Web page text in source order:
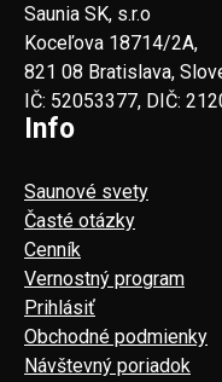
Saunia SK, s.r.o
Koceľova 18714/2A,
821 08 Bratislava,
IČ: 52053377, DIČ:
Info
Saunové svety
Časté otázky
Cenník
Vernostný program
Prihlásiť
Obchodné podmienky
Návštevný poriadok